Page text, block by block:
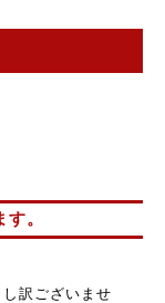
。
訳ございませ